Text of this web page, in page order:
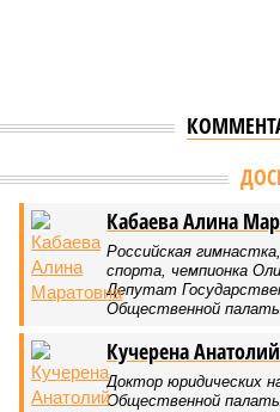
Версия //Общество //Мы могли бы
Мы могли бы жить сотни лет,
Возраст бессмертия
Мы могли бы жить сотни лет, но